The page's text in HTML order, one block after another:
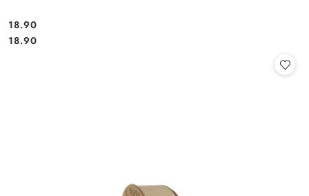
Cena:
18.90
Cena:
18.90